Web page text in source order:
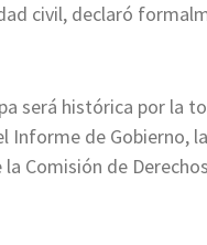
civil, declaró
será histórica por la
de Gobierno,
Comisión de